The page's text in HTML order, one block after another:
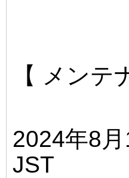
【 メンテ
2024年8
JST